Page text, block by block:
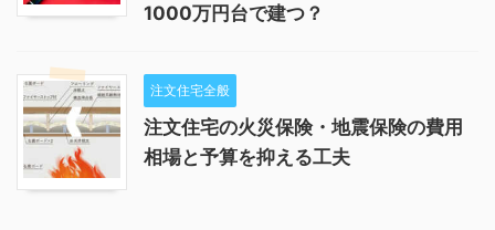
1000万円台で建つ？
注文住宅全般
注文住宅の火災保険・地震保険の費用
相場と予算を抑える工夫